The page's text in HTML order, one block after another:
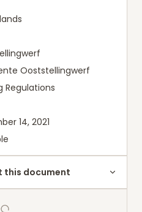
Ooststellingwerf
Regulations
14, 2021
this document